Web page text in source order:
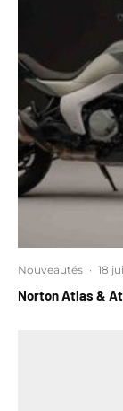
Nouveautés · 18
Norton Atlas &